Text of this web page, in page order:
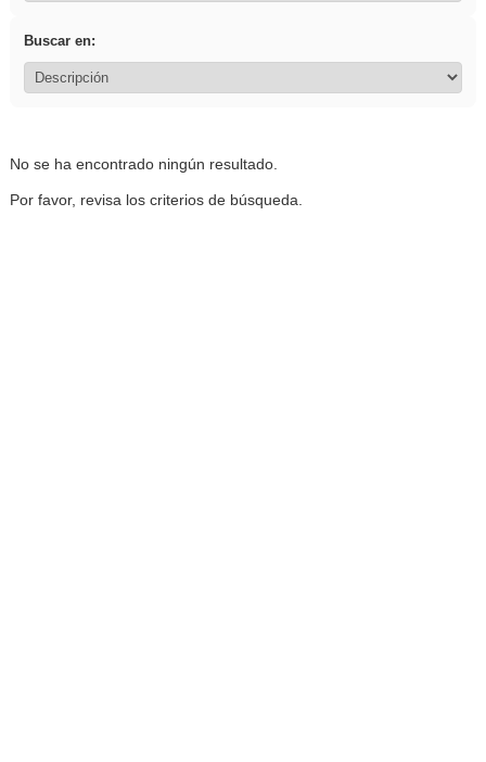
Buscar en:
No se ha encontrado ningún resultado.
Por favor, revisa los criterios de búsqueda.